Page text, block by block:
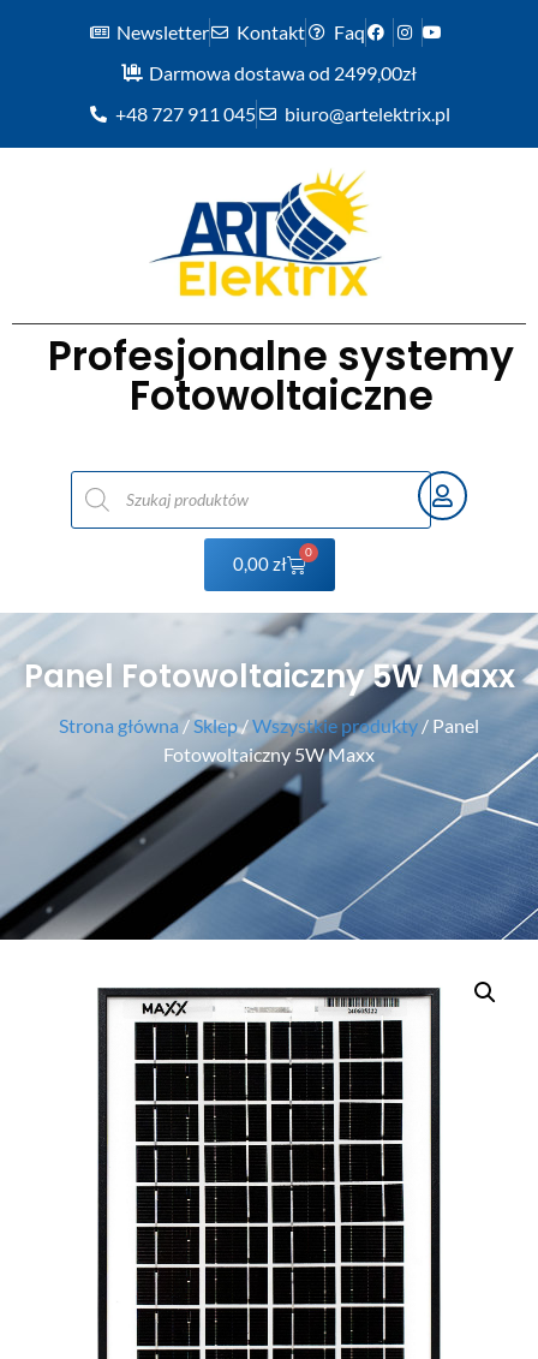
Newsletter Kontakt
Faq
Darmowa dostawa od 2499,00zł
+48 727 911 045
biuro@artelektrix.pl
Profesjonalne systemy
Fotowoltaiczne
0,00zł
0
Panel Fotowoltaiczny 5W Maxx
Strona główna / Sklep/Wszystkie produkty / Panel
Fotowoltaiczny 5W Maxx